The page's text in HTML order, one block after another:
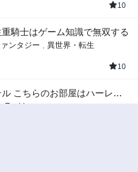
10
騎士はゲーム知識で無双する
ンタジー 異世界・転生
10
こちらのお部屋はハーレム
Ecchi